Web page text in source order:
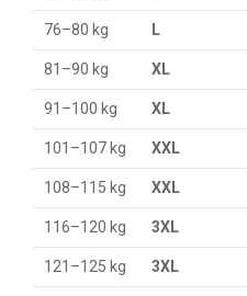
76–80 kg L
81–90 kg XL
91–100 kg XL
101–107 kg XXL
108–115 kg XXL
116–120 kg 3XL
121–125 kg 3XL